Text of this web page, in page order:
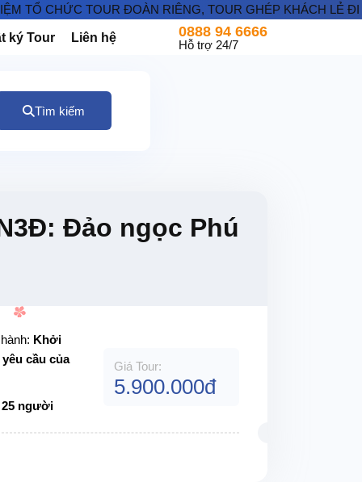
TOUR ĐOÀN RIÊNG, TOUR GHÉP KHÁCH LẺ ĐI
ký Tour Liên hệ 0888 94 6666
Hỗ trợ 24/7
Tìm kiếm
Đảo ngọc Phú
Khởi
cầu của
25 người
Giá Tour:
5.900.000đ